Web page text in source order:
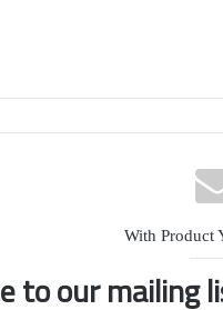
With Product
to our mailing